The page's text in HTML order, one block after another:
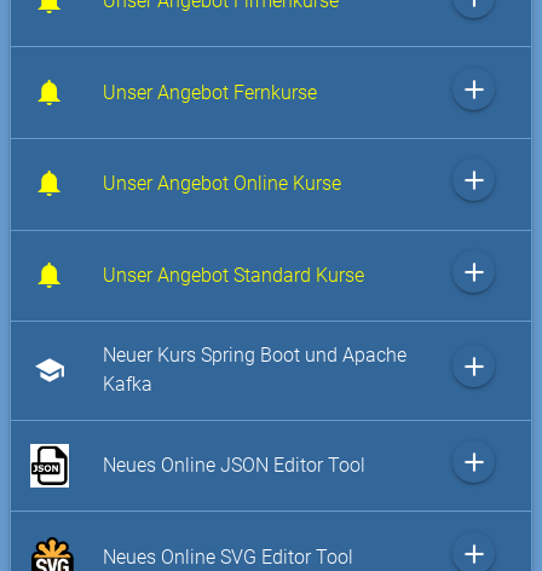
Unser Angebot Fernkurse add
Unser Angebot Online Kurse add
Unser Angebot Standard Kurse add
school
Neuer Kurs Spring Boot und Apache
Kafka
add
Neues Online JSON Editor Tool add
Neues Online SVG Editor Tool add